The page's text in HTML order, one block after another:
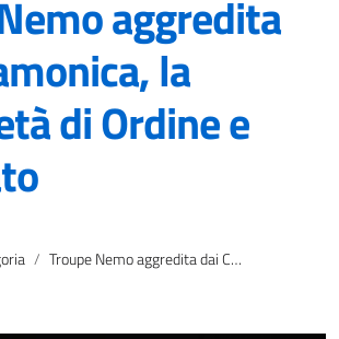
aggredita
la
di Ordine e
Troupe Nemo aggredita dai Casamonica, la solidarietà di Ordine e Sindacato